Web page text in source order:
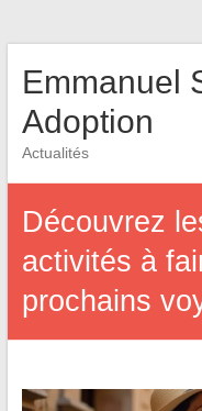
Emmanuel
Adoption
Actualités
Découvrez
activités à
prochains